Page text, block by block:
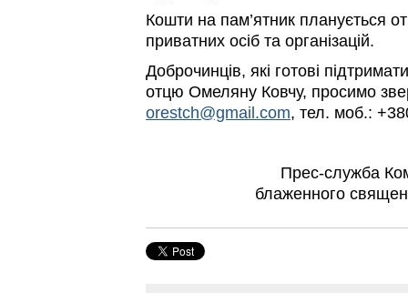
Кошти на пам’ятник планується
приватних осіб та організацій.
Доброчинців, які готові
отцю Омеляну Ковчу, просимо
orestch@gmail.com, тел. моб.:
Прес-служба
блаженного